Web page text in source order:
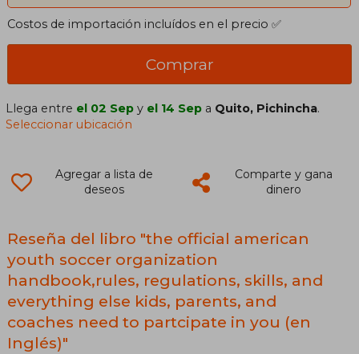
Costos de importación incluídos en el precio ✅
Comprar
Llega entre el 02 Sep y el 14 Sep a Quito, Pichincha.
Seleccionar ubicación
Agregar a lista de
deseos
Comparte y gana
dinero
Reseña del libro "the official american
youth soccer organization
handbook,rules, regulations, skills, and
everything else kids, parents, and
coaches need to partcipate in you (en
Inglés)"